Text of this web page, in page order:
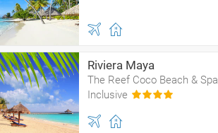
Riviera Maya
The Reef Coco Beach &
Inclusive